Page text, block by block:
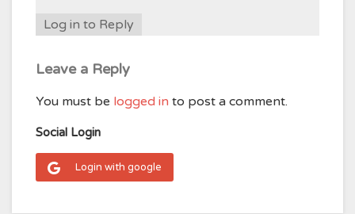
Log in to Reply
Leave a Reply
You must be logged in to post a comment.
Social Login
Login with google